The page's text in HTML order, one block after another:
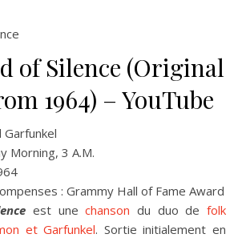
of Silence (Original
1964) – YouTube
Garfunkel
Morning, 3 A.M.
: Grammy Hall of Fame Award
est unechanson du duo defolk
et Garfunkel. Sortie initialement en